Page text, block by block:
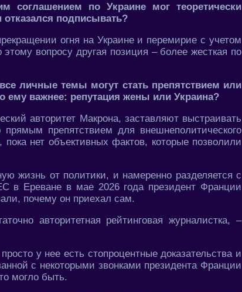
соглашением по Украине мог теоретически
подписывать?
огня на Украине и перемирие с учетом
вопросу другая позиция – более жесткая по
личные темы могут стать препятствием или
ему важнее: репутация жены или Украина?
авторитет Макрона, заставляют выстраивать
препятствием для внешнеполитического
нет объективных фактов, которые позволили
жизнь от политики, и намеренно разделяется с
в Ереване в мае 2026 года президент Франции
почему он приехал сам.
авторитетная рейтинговая журналистка, –
у нее есть стопроцентные доказательства и
с некоторыми звонками президента Франции
могло быть.